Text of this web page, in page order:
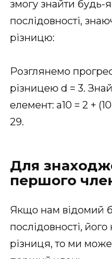
змогу знайти будь-
послідовності,
різницю:
Розглянемо
різницею d = 3.
елемент: a10 = 2 +
29.
Для
першого
Якщо нам відомий
послідовності,
різниця, то ми